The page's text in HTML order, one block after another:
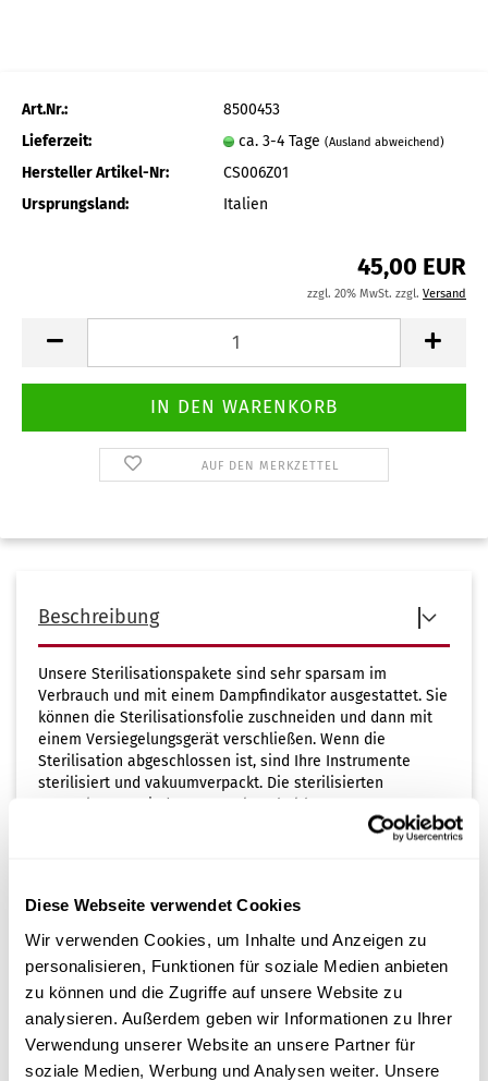
Diese Webseite verwendet Cookies
Wir verwenden Cookies, um Inhalte und Anzeigen zu
personalisieren, Funktionen für soziale Medien anbieten
zu können und die Zugriffe auf unsere Website zu
analysieren. Außerdem geben wir Informationen zu Ihrer
Verwendung unserer Website an unsere Partner für
soziale Medien, Werbung und Analysen weiter. Unsere
Art.Nr.:
8500453
Lieferzeit:
ca. 3-4 Tage (Ausland abweichend)
Hersteller Artikel-Nr:
CS006Z01
Ursprungsland:
Italien
45,00 EUR
zzgl. 20% MwSt. zzgl. Versand
AUF DEN MERKZETTEL
Beschreibung
Unsere Sterilisationspakete sind sehr sparsam im
Verbrauch und mit einem Dampfindikator ausgestattet. Sie
können die Sterilisationsfolie zuschneiden und dann mit
einem Versiegelungsgerät verschließen. Wenn die
Sterilisation abgeschlossen ist, sind Ihre Instrumente
sterilisiert und vakuumverpackt. Die sterilisierten
Verpackungen sind 6 Monate lang haltbar.
Mehr Informationen
Dokumente